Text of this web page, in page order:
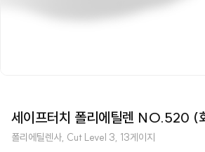
세이프터치 폴리에틸렌 NO.520 (
폴리에틸렌사, Cut Level 3, 13게이지